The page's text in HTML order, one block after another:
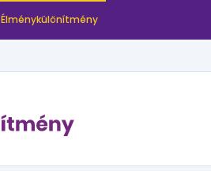
Élménykülönítmény